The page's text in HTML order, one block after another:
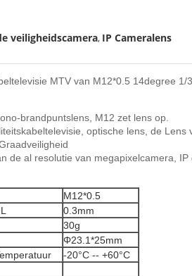
veiligheidscamera, IP Cameralens
MTV van M12*0.5 14degree
brandpuntslens, M12 zet lens op.
optische lens, de Lens
de al resolutie van megapixelcamera,
M12*0.5
0.3mm
30g
Φ23.1*25mm
-20°C -- +60°C